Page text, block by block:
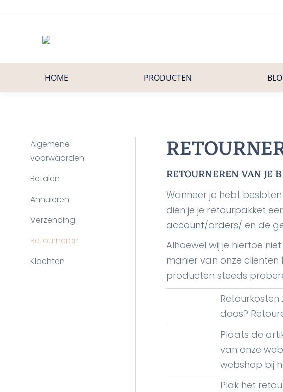
HOME PRODUCTEN
RETOURNEREN VAN JE
Wanneer je hebt
dien je je retourpakket
account/orders/ en de
Alhoewel wij je hiertoe
manier van onze
producten steeds
doos?
Plaats de
van onze
webshop bij
Plak het
Algemene
voorwaarden
Betalen
Annuleren
Verzending
Retourneren
Klachten